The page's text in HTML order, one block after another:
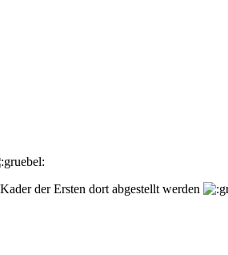
der Ersten dort abgestellt werden